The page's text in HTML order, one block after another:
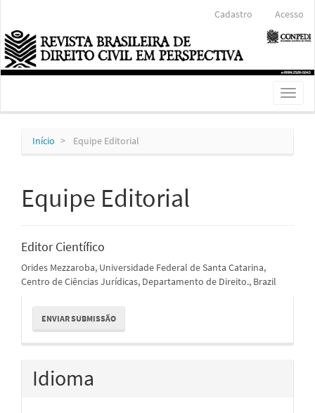
Conteúdo
principal
Barra
Lateral
Cadastro Acesso
Toggle
Início Equipe Editorial
Equipe Editorial
Editor Científico
Orides Mezzaroba, Universidade Federal de Santa Catarina,
Centro de Ciências Jurídicas, Departamento de Direito., Brazil
Enviar
Submissão
ENVIAR SUBMISSÃO
Idioma